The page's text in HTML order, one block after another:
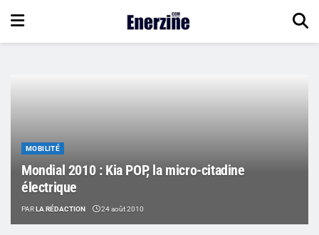
MOBILITÉ
Mondial 2010 : Kia POP, la micro-citadine
électrique
PARLA RÉDACTION 24 août 2010